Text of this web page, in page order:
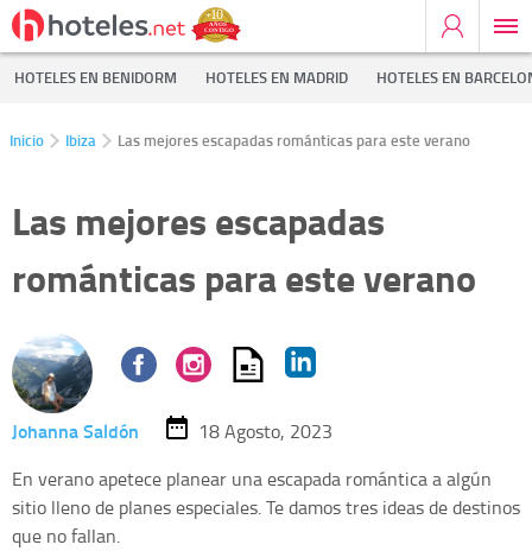
HOTELES EN BENIDORM HOTELES EN MADRID HOTELES EN
Inicio Ibiza Las mejores escapadas románticas para este verano
Las mejores escapadas
románticas para este verano
Johanna Saldón
18 Agosto, 2023
En verano apetece planear una escapada romántica a algún
sitio lleno de planes especiales. Te damos tres ideas de destinos
que no fallan.